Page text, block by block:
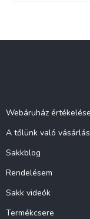
Webáruház értékelése
A tőlünk való
Sakkblog
Rendelésem
Sakk videók
Termékcsere